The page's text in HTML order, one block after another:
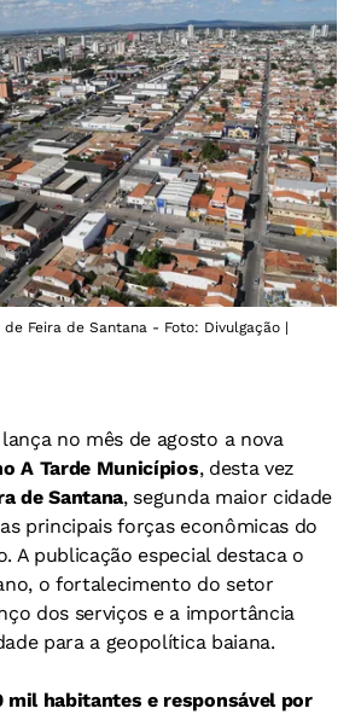
Feira de Santana - Foto: Divulgação |
no mês de agosto a nova
A Tarde Municípios, desta vez
de Santana, segunda maior cidade
principais forças econômicas do
A publicação especial destaca o
o fortalecimento do setor
dos serviços e a importância
para a geopolítica baiana.
mil habitantes e responsável por